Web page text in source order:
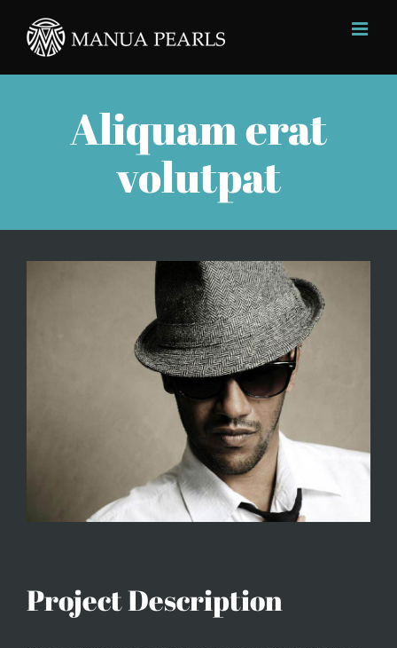
Aliquam erat
volutpat
Project Description